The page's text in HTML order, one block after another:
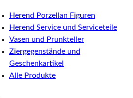
Herend Porzellan Figuren
Herend Service und Serviceteile
Vasen und Prunkteller
Ziergegenstände und
Geschenkartikel
Alle Produkte